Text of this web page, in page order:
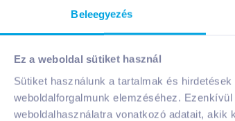
Beleegyezés
Ez a weboldal sütiket használ
Sütiket használunk a tartalmak és
weboldalforgalmunk elemzéséhez.
weboldalhasználatra vonatkozó adatait, akik
5°C, tárolandó!
fusilli 330 g
fusilli 330 gtermék tápanyagai: